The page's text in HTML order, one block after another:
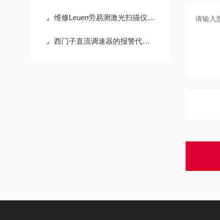
维修Leuen劳易测激光扫描仪上电不显示指示灯（包修好）
西门子直流调速器的报警代码是什么意义？